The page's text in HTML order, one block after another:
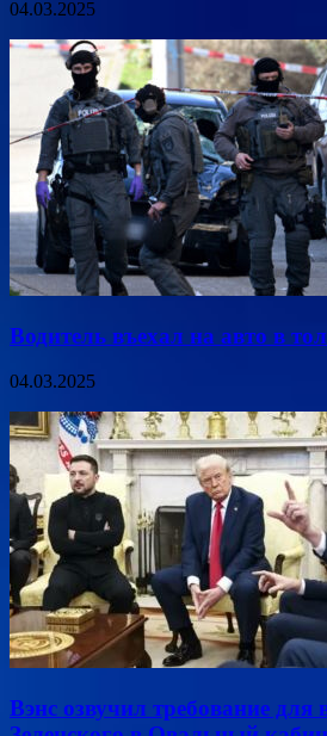
04.03.2025
Водитель въехал на авто в
04.03.2025
Вэнс озвучил требование для